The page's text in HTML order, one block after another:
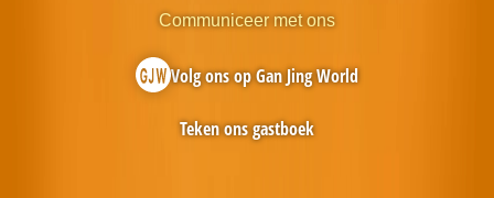
Communiceer met ons
Volg ons op Gan Jing World
Teken ons gastboek